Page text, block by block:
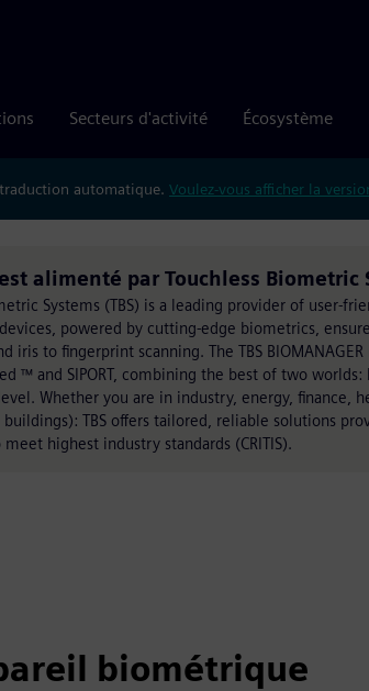
Secteurs d'activité Écosystème
automatique. Voulez-vous afficher la
est alimenté par Touchless Biometric
Systems (TBS) is a leading provider of user-
powered by cutting-edge biometrics,
iris to fingerprint scanning. The TBS
™ and SIPORT, combining the best of two
Whether you are in industry, energy, finance,
TBS offers tailored, reliable solutions
highest industry standards (CRITIS).
biométrique